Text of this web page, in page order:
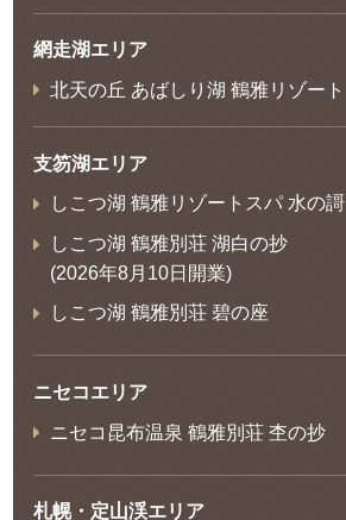
網走湖エリア
北天の丘 あばしり湖 鶴雅リゾート
支笏湖エリア
しこつ湖 鶴雅リゾートスパ 水の謌
しこつ湖 鶴雅別荘 湖白の抄
(2026年8月10日開業)
しこつ湖 鶴雅別荘 碧の座
ニセコエリア
ニセコ昆布温泉 鶴雅別荘 杢の抄
札幌・定山渓エリア